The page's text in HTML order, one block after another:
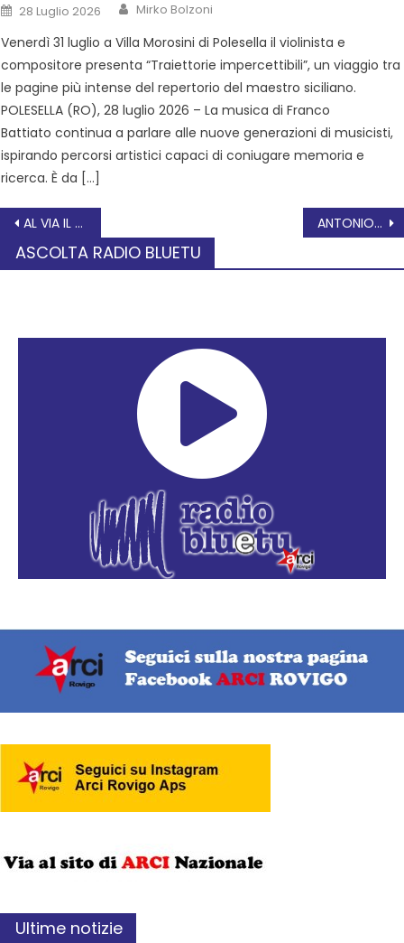
28 Luglio 2026 Mirko Bolzoni
Venerdì 31 luglio a Villa Morosini di Polesella il violinista e
compositore presenta “Traiettorie impercettibili”, un viaggio tra
le pagine più intense del repertorio del maestro siciliano.
POLESELLA (RO), 28 luglio 2026 – La musica di Franco
Battiato continua a parlare alle nuove generazioni di musicisti,
ispirando percorsi artistici capaci di coniugare memoria e
ricerca. È da […]
AL VIA IL PREMIO TOMEO 2023, L’OSCAR DEL TEATRO DEI RAGAZZI DEL POLESINE ANTONIO CARRARO: Incontro con azienda il 16 marzo
ASCOLTA RADIO BLUETU
Ultime notizie